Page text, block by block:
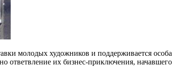
молодых художников и поддерживается
их бизнес-приключения,